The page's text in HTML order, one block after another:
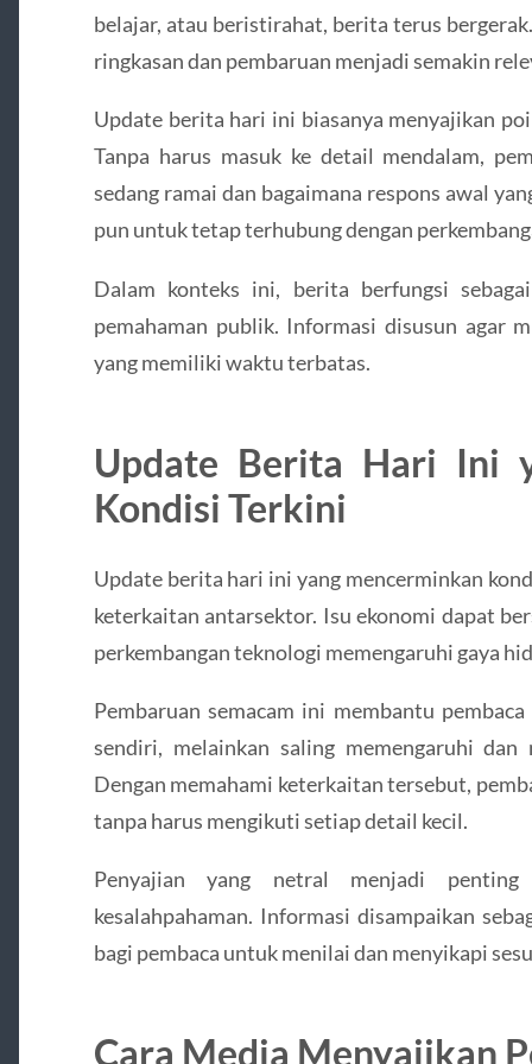
belajar, atau beristirahat, berita terus
ringkasan dan pembaruan menjadi semakin
Update berita hari ini biasanya menyajikan
Tanpa harus masuk ke detail mendalam,
sedang ramai dan bagaimana respons awal
pun untuk tetap terhubung dengan
Dalam konteks ini, berita berfungsi
pemahaman publik. Informasi disusun agar
yang memiliki waktu terbatas.
Update Berita Hari Ini
Kondisi Terkini
Update berita hari ini yang mencerminkan
keterkaitan antarsektor. Isu ekonomi dapat
perkembangan teknologi memengaruhi gaya
Pembaruan semacam ini membantu
sendiri, melainkan saling memengaruhi
Dengan memahami keterkaitan tersebut,
tanpa harus mengikuti setiap detail kecil.
Penyajian yang netral menjadi
kesalahpahaman. Informasi disampaikan
bagi pembaca untuk menilai dan menyikapi
Cara Media Menyajikan